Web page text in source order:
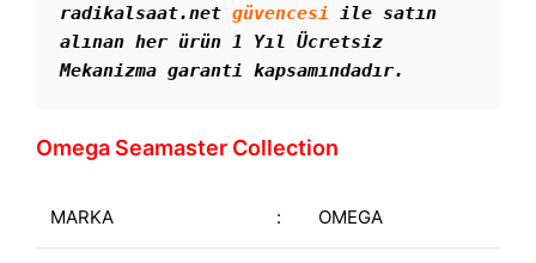
radikalsaat.net güvencesi ile satın
alınan her ürün 1 Yıl Ücretsiz
Mekanizma garanti kapsamındadır.
Omega Seamaster Collection
MARKA : OMEGA